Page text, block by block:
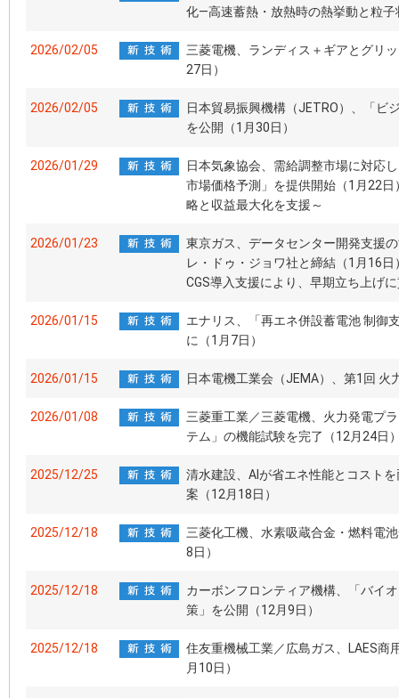
化―高速蓄熱・放熱時の熱挙動と粒
2026/02/05
三菱電機、ランディス＋ギアとグリ
27日）
2026/02/05
日本貿易振興機構（JETRO）、「ビ
を公開（1月30日）
2026/01/29
日本気象協会、需給調整市場に対応
市場価格予測」を提供開始（1月22
略と収益最大化を支援～
2026/01/23
東京ガス、データセンター開発支援
レ・ドゥ・ジョワ社と締結（1月16
CGS導入支援により、早期立ち上げ
2026/01/15
エナリス、「再エネ併設蓄電池 制御
に（1月7日）
2026/01/15 日本電機工業会（JEMA）、第1回 火
2026/01/08
三菱重工業／三菱電機、火力発電プ
テム」の機能試験を完了（12月24日
2025/12/25
清水建設、AIが省エネ性能とコスト
案（12月18日）
2025/12/18
三菱化工機、水素吸蔵合金・燃料電
8日）
2025/12/18
カーボンフロンティア機構、「バイ
策」を公開（12月9日）
2025/12/18
住友重機械工業／広島ガス、LAES商
月10日）